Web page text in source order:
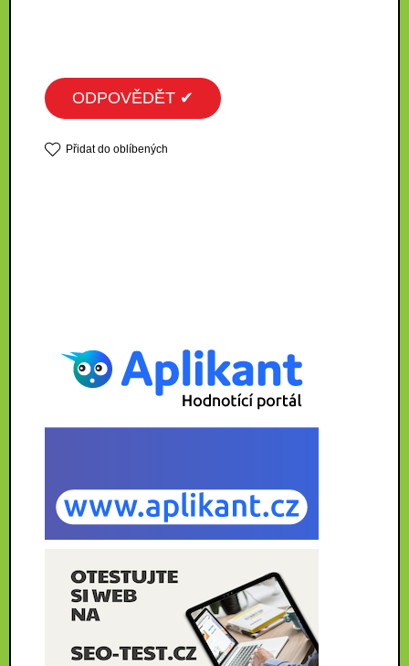
ODPOVĚDĚT ✔
Přidat do oblíbených